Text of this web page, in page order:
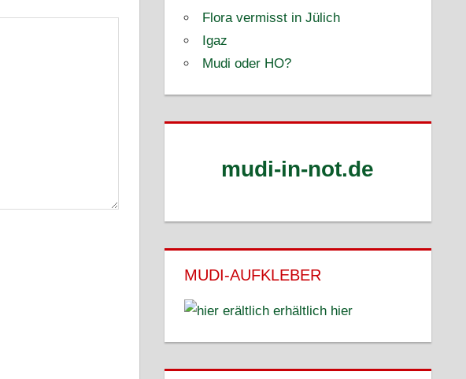
Flora vermisst in Jülich
Igaz
Mudi oder HO?
mudi-in-not.de
MUDI-AUFKLEBER
erhältlich hier